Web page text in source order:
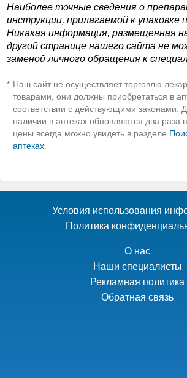
Наиболее точные сведения о
инструкции, прилагаемой к упаковке
Никакая информация, размещенная
другой странице нашего сайта не
заменой личного обращения к
* Наш сайт не осуществляет торговлю
товарами, они должны приобретаться в
соответствии с действующими законами.
наличии в аптеках обновляются два раза
цены всегда можно увидеть в разделе
аптеках
Условия использования
Политика
О нас
Наши специалисты
Рекламная политика
Обратная связь